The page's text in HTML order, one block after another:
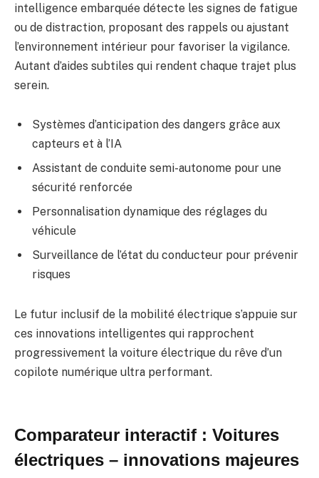
intelligence embarquée détecte les signes de fatigue
ou de distraction, proposant des rappels ou ajustant
l’environnement intérieur pour favoriser la vigilance.
Autant d’aides subtiles qui rendent chaque trajet plus
serein.
Systèmes d’anticipation des dangers grâce aux
capteurs et à l’IA
Assistant de conduite semi-autonome pour une
sécurité renforcée
Personnalisation dynamique des réglages du
véhicule
Surveillance de l’état du conducteur pour prévenir
risques
Le futur inclusif de la mobilité électrique s’appuie sur
ces innovations intelligentes qui rapprochent
progressivement la voiture électrique du rêve d’un
copilote numérique ultra performant.
Comparateur interactif : Voitures
électriques – innovations majeures